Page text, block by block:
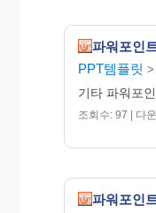
파워포인
PPT템플릿 >
기타 파워포
조회수: 97 | 다
파워포인